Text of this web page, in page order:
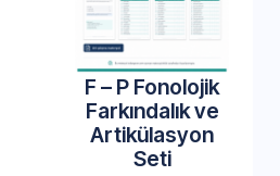
F – P Fonolojik
Farkındalık ve
Artikülasyon
Seti